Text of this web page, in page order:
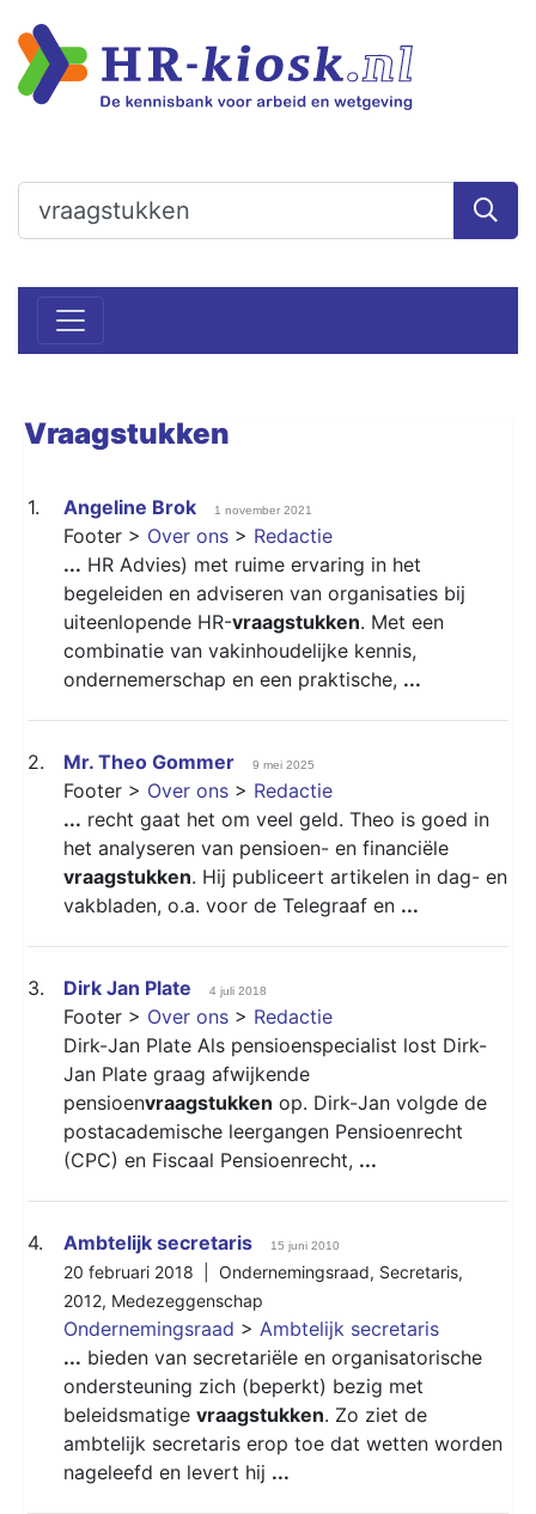
Vraagstukken
1. Angeline Brok 1 november 2021
Footer > Over ons > Redactie
... HR Advies) met ruime ervaring in het
begeleiden en adviseren van organisaties bij
uiteenlopende HR-vraagstukken. Met een
combinatie van vakinhoudelijke kennis,
ondernemerschap en een praktische, ...
2. Mr. Theo Gommer 9 mei 2025
Footer > Over ons > Redactie
... recht gaat het om veel geld. Theo is goed in
het analyseren van pensioen- en financiële
vraagstukken. Hij publiceert artikelen in dag- en
vakbladen, o.a. voor de Telegraaf en ...
3. Dirk Jan Plate 4 juli 2018
Footer > Over ons > Redactie
Dirk-Jan Plate Als pensioenspecialist lost Dirk-
Jan Plate graag afwijkende
pensioenvraagstukken op. Dirk-Jan volgde de
postacademische leergangen Pensioenrecht
(CPC) en Fiscaal Pensioenrecht, ...
4. Ambtelijk secretaris 15 juni 2010
20 februari 2018 | Ondernemingsraad, Secretaris,
2012, Medezeggenschap
Ondernemingsraad > Ambtelijk secretaris
... bieden van secretariële en organisatorische
ondersteuning zich (beperkt) bezig met
beleidsmatige vraagstukken. Zo ziet de
ambtelijk secretaris erop toe dat wetten worden
nageleefd en levert hij ...